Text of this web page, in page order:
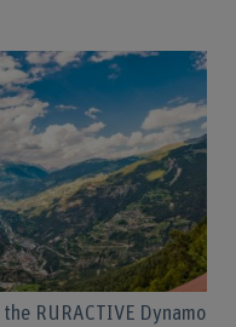
RURACTIVE Dynamo